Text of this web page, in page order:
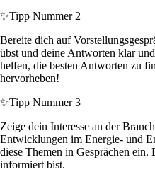
✨Tipp Nummer 2
Bereite dich auf
übst und deine Antworten klar
helfen, die besten Antworten zu
hervorheben!
✨Tipp Nummer 3
Zeige dein Interesse an der
Entwicklungen im Energie- und
diese Themen in Gesprächen ein.
informiert bist.